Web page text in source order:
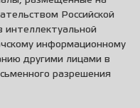
Российской
интеллектуальной
информационному
другими лицами в
разрешения